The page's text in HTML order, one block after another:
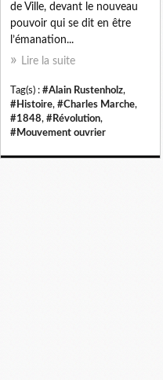
de Ville, devant le nouveau
pouvoir qui se dit en être
l’émanation...
Lire la suite
Tag(s) : #Alain Rustenholz,
#Histoire, #Charles Marche,
#1848, #Révolution,
#Mouvement ouvrier